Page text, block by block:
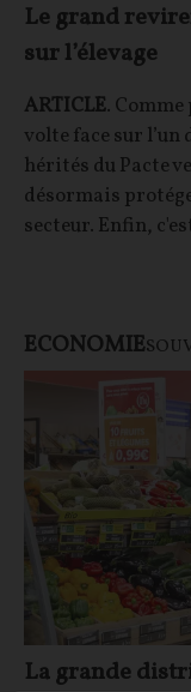
Le grand
sur l’élevage
ARTICLE.
volte face sur l’un
hérités du Pacte
désormais
secteur. Enfin,
ECONOMIE
La grande